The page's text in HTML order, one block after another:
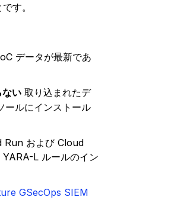
す。
データが最新であ
ない 取り込まれたデ
ールにインストール
Run および Cloud
L ルールのイン
GSecOps SIEM